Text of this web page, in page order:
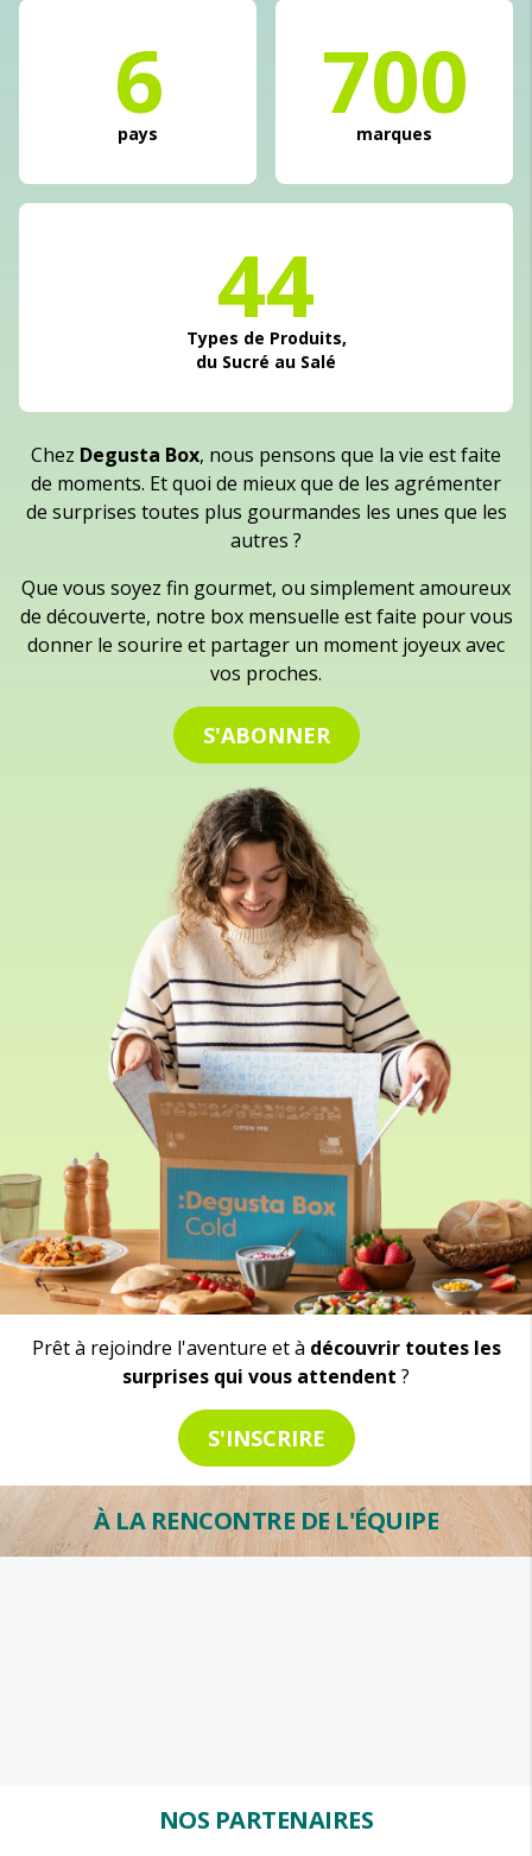
6
pays 700
marques
44
Types de Produits,
du Sucré au Salé
Chez Degusta Box, nous pensons que la vie est faite
de moments. Et quoi de mieux que de les agrémenter
de surprises toutes plus gourmandes les unes que les
autres ?
Que vous soyez fin gourmet, ou simplement amoureux
de découverte, notre box mensuelle est faite pour vous
donner le sourire et partager un moment joyeux avec
vos proches.
S'ABONNER
Prêt à rejoindre l'aventure et à découvrir toutes les
surprises qui vous attendent ?
S'INSCRIRE
À LA RENCONTRE DE L'ÉQUIPE
NOS PARTENAIRES